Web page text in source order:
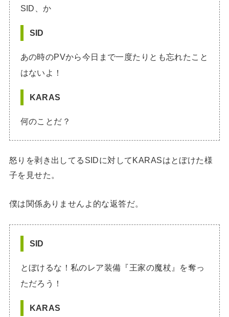
SID、か
SID
あの時のPVから今日まで一度たりとも忘れたこと
はないよ！
KARAS
何のことだ？
怒りを剥き出してるSIDに対してKARASはとぼけた様
子を見せた。
僕は関係ありませんよ的な返答だ。
SID
とぼけるな！私のレア装備『王家の魔杖』を奪っ
ただろう！
KARAS